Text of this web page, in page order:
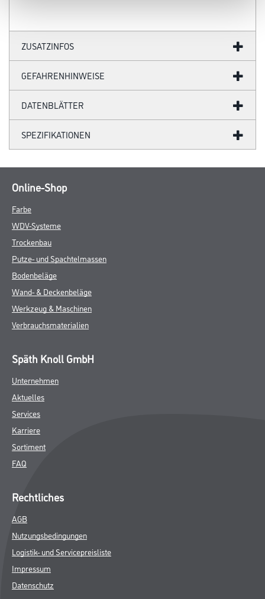
ZUSATZINFOS
GEFAHRENHINWEISE
DATENBLÄTTER
SPEZIFIKATIONEN
Online-Shop
Farbe
WDV-Systeme
Trockenbau
Putze- und Spachtelmassen
Bodenbeläge
Wand- & Deckenbeläge
Werkzeug & Maschinen
Verbrauchsmaterialien
Späth Knoll GmbH
Unternehmen
Aktuelles
Services
Karriere
Sortiment
FAQ
Rechtliches
AGB
Nutzungsbedingungen
Logistik- und Servicepreisliste
Impressum
Datenschutz